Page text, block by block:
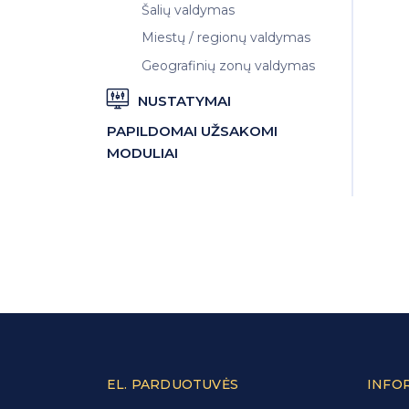
Šalių valdymas
Miestų / regionų valdymas
Geografinių zonų valdymas
NUSTATYMAI
PAPILDOMAI UŽSAKOMI
MODULIAI
EL. PARDUOTUVĖS